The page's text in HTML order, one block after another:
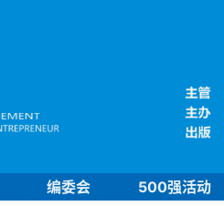
编委会 500强活动